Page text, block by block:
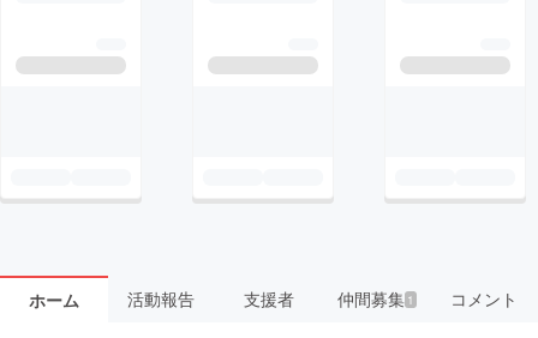
ホーム 活動報告 支援者 仲間募集 1 コメント